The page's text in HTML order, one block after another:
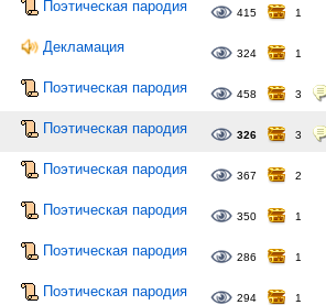
Поэтическая пародия 415 1
Декламация 324 1
Поэтическая пародия 458 3
Поэтическая пародия 326 3
Поэтическая пародия 367 2
Поэтическая пародия 350 1
Поэтическая пародия 286 1
Поэтическая пародия 294 1